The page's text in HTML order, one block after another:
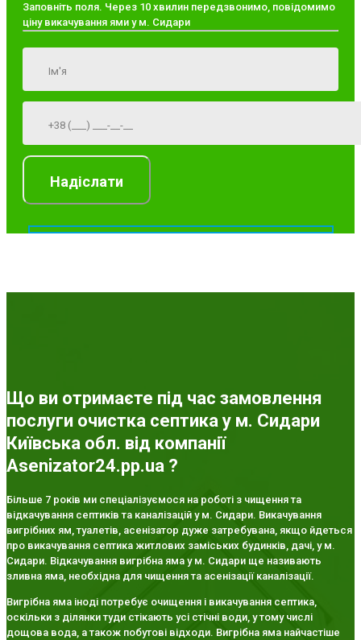
Заповніть поля. Через 10 хвилин передзвонимо, повідомимо
ціну викачування ями у м. Сидари
Що ви отримаєте під час замовлення
послуги очистка септика у м. Сидари
Київська обл. від компанії
Asenizator24.pp.ua ?
Більше 7 років ми спеціалізуємося на роботі з чищення та
відкачування септиків та каналізацій у м. Сидари. Викачування
вигрібних ям, туалетів, асенізатор дуже затребувана, якщо йдеться
про викачування септика житлових заміських будинків, дачі, у м.
Сидари. Відкачування вигрібна яма у м. Сидари ще називають
зливна яма, необхідна для чищення та асенізації каналізації.
Вигрібна яма іноді потребує очищення і викачування септика,
оскільки з ділянки туди стікають усі стічні води, у тому числі
дощова вода, а також побутові відходи. Вигрібна яма найчастіше